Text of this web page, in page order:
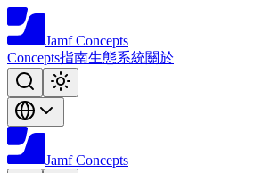
Jamf Concepts
Concepts指南生態系統關於
Jamf Concepts